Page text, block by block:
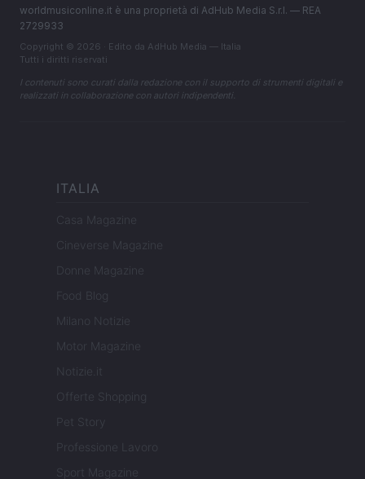
worldmusiconline.it è una proprietà di AdHub Media S.r.l. — REA
2729933
Copyright © 2026 · Edito da AdHub Media — Italia
Tutti i diritti riservati
I contenuti sono curati dalla redazione con il supporto di strumenti digitali e
realizzati in collaborazione con autori indipendenti.
ITALIA
Casa Magazine
Cineverse Magazine
Donne Magazine
Food Blog
Milano Notizie
Motor Magazine
Notizie.it
Offerte Shopping
Pet Story
Professione Lavoro
Sport Magazine